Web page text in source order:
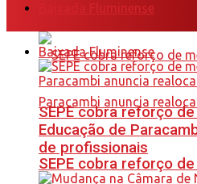
Baixada Fluminense
SEPE cobra reforço
Baixada Fluminense
SEPE cobra reforço
Educação de
de profissionais